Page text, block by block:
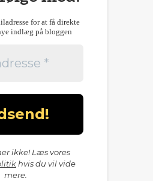
for at få direkte
indlæg på bloggen
ikke! Læs vores
hvis du vil vide
mere.